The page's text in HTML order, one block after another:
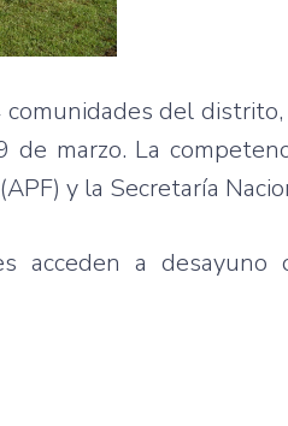
del
marzo. La
y la Secretaría
acceden a